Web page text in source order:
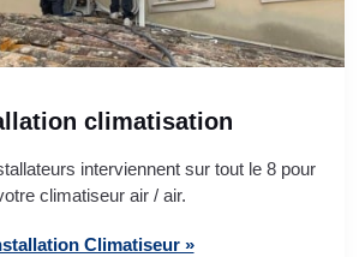
climatisation
interviennent sur tout le 8 pour
climatiseur air / air.
Climatiseur »